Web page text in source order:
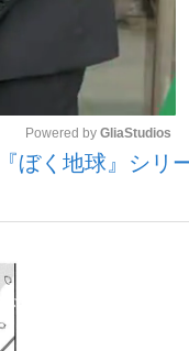
日本生
観る将
Powered by GliaStudios
ぼく地球』シリ